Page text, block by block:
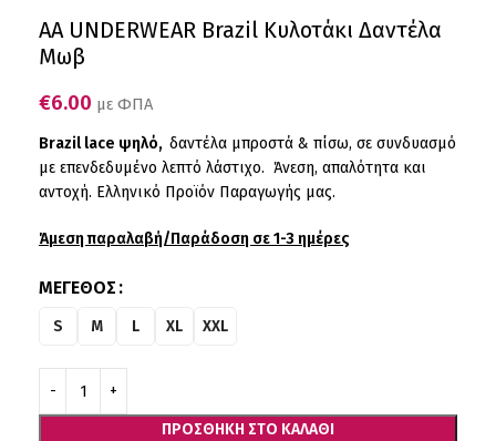
AA UNDERWEAR Brazil Κυλοτάκι Δαντέλα
Μωβ
€6.00 με ΦΠΑ
Brazil lace ψηλό, δαντέλα μπροστά & πίσω, σε συνδυασμό
με επενδεδυμένο λεπτό λάστιχο. Άνεση, απαλότητα και
αντοχή. Ελληνικό Προϊόν Παραγωγής μας.
Άμεση παραλαβή/Παράδοση σε 1-3 ημέρες
ΜΈΓΕΘΟΣ
S M L XL XXL
ΠΡΟΣΘΉΚΗ ΣΤΟ ΚΑΛΆΘΙ